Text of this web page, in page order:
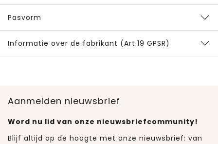
Pasvorm
Informatie over de fabrikant (Art.19 GPSR)
Aanmelden nieuwsbrief
Word nu lid van onze nieuwsbriefcommunity!
Blijf altijd op de hoogte met onze nieuwsbrief: van